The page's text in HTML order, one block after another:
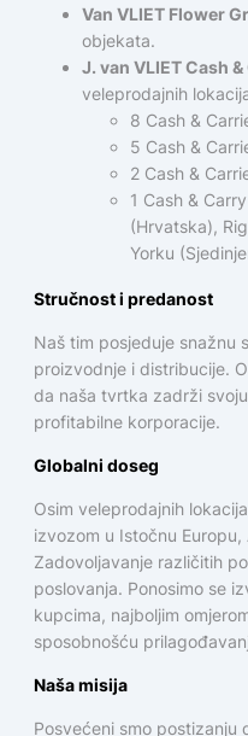
Van VLIET Flower
objekata.
J. van VLIET Cash
veleprodajnih
8 Cash &
5 Cash &
2 Cash &
1 Cash &
(Hrvatska),
Yorku
Stručnost i predanost
Naš tim posjeduje snažnu
proizvodnje i distribucije.
da naša tvrtka zadrži
profitabilne korporacije.
Globalni doseg
Osim veleprodajnih
izvozom u Istočnu Europu,
Zadovoljavanje različitih
poslovanja. Ponosimo se
kupcima, najboljim
sposobnošću
Naša misija
Posvećeni smo postizanju